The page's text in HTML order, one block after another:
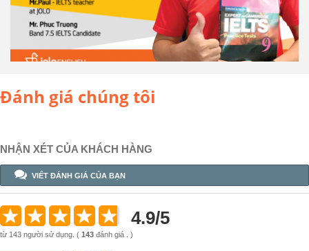
Đánh giá chúng tôi
NHẬN XÉT CỦA KHÁCH HÀNG
VIẾT ĐÁNH GIÁ CỦA BẠN
4.9/5
từ 143 người sử dụng. ( 143 đánh giá . )